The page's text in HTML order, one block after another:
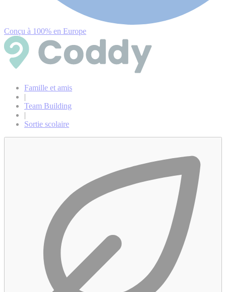
Conçu à 100% en Europe
Famille et amis
|
Team Building
|
Sortie scolaire